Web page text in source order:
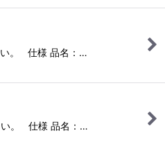
い。 仕様 品名：…
い。 仕様 品名：…